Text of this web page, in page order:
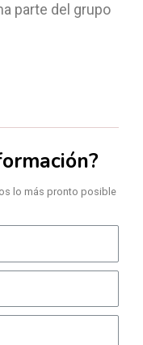
parte del grupo
lo más pronto posible